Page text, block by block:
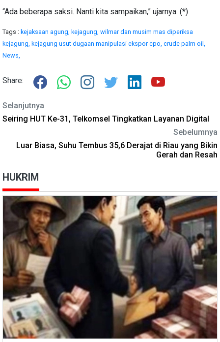
“Ada beberapa saksi. Nanti kita sampaikan,” ujarnya. (*)
Tags : kejaksaan agung, kejagung, wilmar dan musim mas diperiksa
kejagung, kejagung usut dugaan manipulasi ekspor cpo, crude palm oil,
News,
Share:
Selanjutnya
Seiring HUT Ke-31, Telkomsel Tingkatkan Layanan Digital
Sebelumnya
Luar Biasa, Suhu Tembus 35,6 Derajat di Riau yang Bikin
Gerah dan Resah
HUKRIM